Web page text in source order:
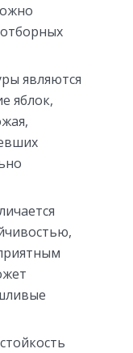
являются
яблок,